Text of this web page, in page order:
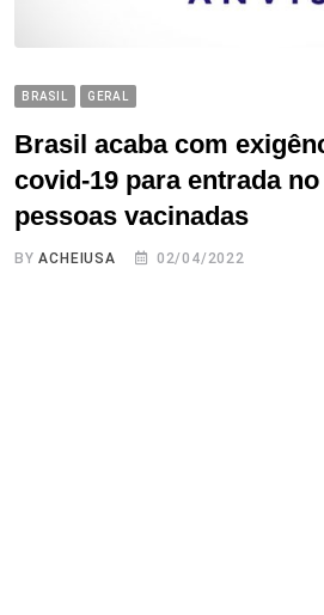
BRASIL GERAL
Brasil acaba com
covid-19 para entrada
pessoas vacinadas
BYACHEIUSA 02/04/2022